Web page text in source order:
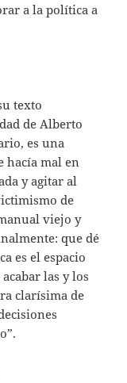
a la política a
texto
de Alberto
es una
hacía mal en
y agitar al
de
viejo y
que dé
es el espacio
las y los
clarísima de